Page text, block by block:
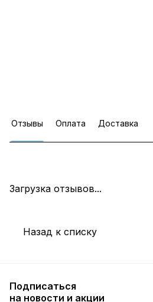
Отзывы Оплата Доставка
Загрузка отзывов...
Назад к списку
Подписаться
на новости и акции